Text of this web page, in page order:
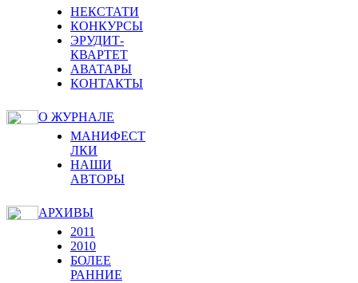
НЕКСТАТИ
КОНКУРСЫ
ЭРУДИТ-
КВАРТЕТ
АВАТАРЫ
КОНТАКТЫ
О ЖУРНАЛЕ
МАНИФЕСТ
ЛКИ
НАШИ
АВТОРЫ
АРХИВЫ
2011
2010
БОЛЕЕ
РАННИЕ